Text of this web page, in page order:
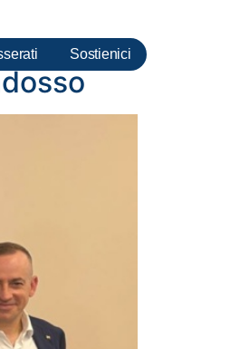
Sostienici